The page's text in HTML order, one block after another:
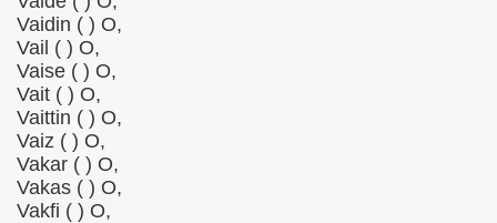
Vaidin ( ) O,
Vail ( ) O,
Vaise ( ) O,
Vait ( ) O,
Vaittin ( ) O,
Vaiz ( ) O,
Vakar ( ) O,
Vakas ( ) O,
Vakfi ( ) O,